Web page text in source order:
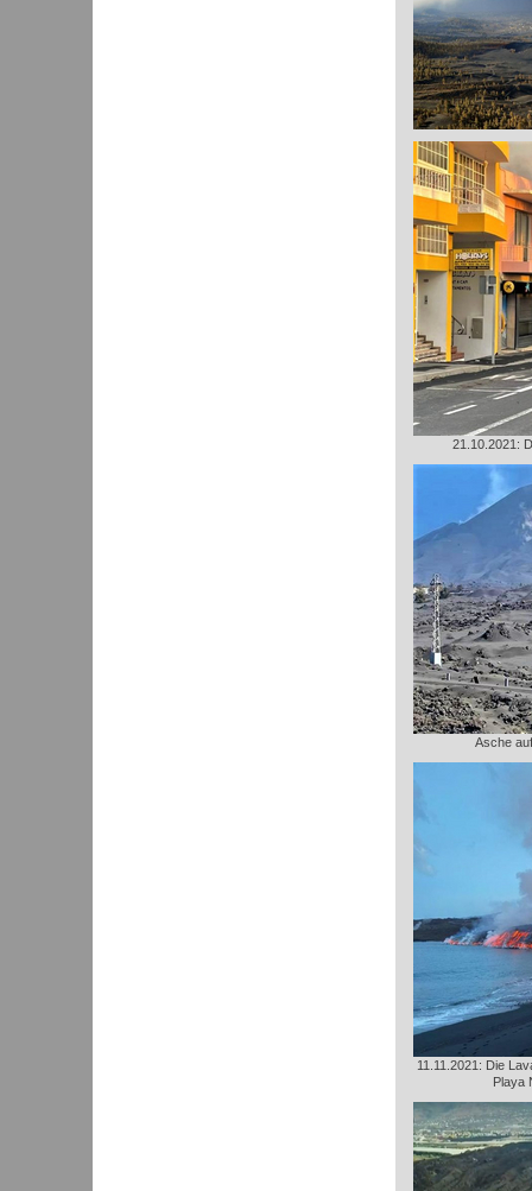
21.10.2021:
Asche
11.11.2021: Die
Playa